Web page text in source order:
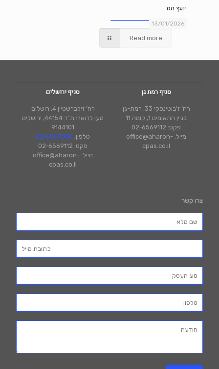
13/01/2026
יועץ מס
Read more
סניף רמת גן
רח’ ז'בוטינסקי 33, רמת-גן
בניין התאומים 1, קומה 11
פקס: 02-6569112
מייל: office@aharon-
cpas.co.il
סניף ירושלים
רח’ זילברשטיין 4,ירושלים
מען לדואר: ת"ד 44154, ירושלים
9144101
טלפון: 02-6567050
פקס: 02-6569112
מייל: office@aharon-
cpas.co.il
צרו קשר